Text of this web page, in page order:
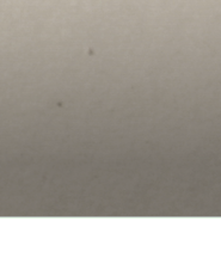
principal